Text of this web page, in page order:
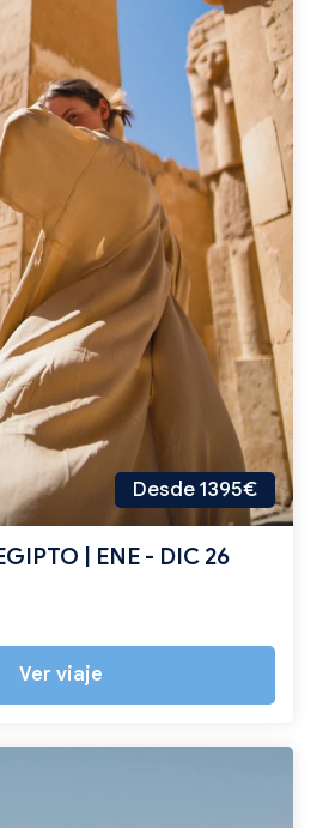
Desde 1395€
| ENE - DIC 26
Ver viaje